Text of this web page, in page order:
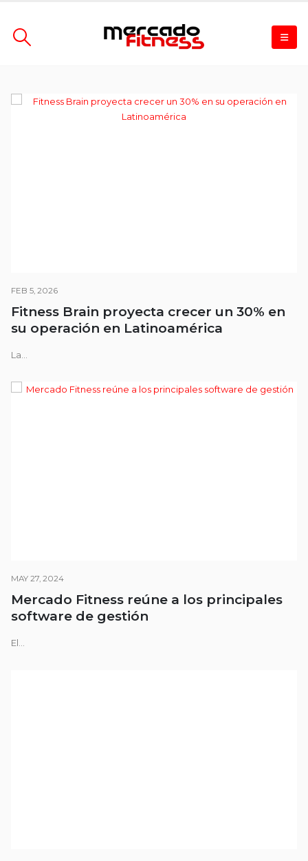
FEB 5, 2026
Fitness Brain proyecta crecer un 30% en
su operación en Latinoamérica
La...
MAY 27, 2024
Mercado Fitness reúne a los principales
software de gestión
El...